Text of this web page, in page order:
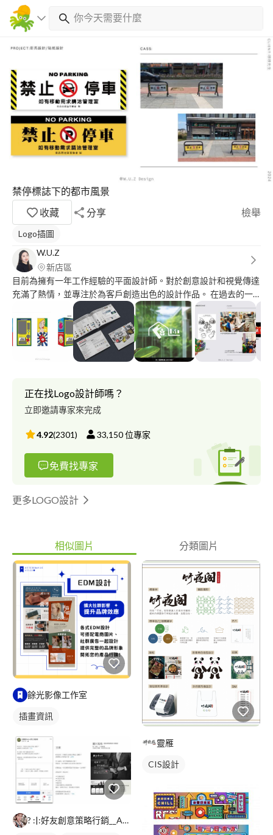
禁停標誌下的都市風景
收藏
分享 檢舉
Logo插圖
W.U.Z
新店區
目前為擁有一年工作經驗的平面設計師。對於創意設計和視覺傳達
充滿了熱情，並專注於為客戶創造出色的設計作品。 在過去的一
年中，我在公司有幸與各種不同小型商家的客戶合作，能夠在他們
的需求下提供不同風格設計方案，將客戶想法轉化為視覺作品並符
合客戶設計需求。 如果你正在尋找一位充滿創意、細心且有耐心
的平面設計師來完成你的項目，我很樂意與你合作，共同打造出色
的設計作品，期待能有機會為您提供卓越的設計服務！
正在找Logo設計師嗎？
立即邀請專家來完成
4.92(2301) 33,150位專家
免費找專家
更多LOGO設計
相似圖片 分類圖片
餘光影像工作室
插畫資訊
? :|:好友創意策略行銷__Anna
靈雁
CIS設計